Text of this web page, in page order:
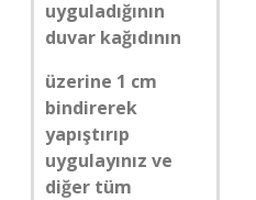
uyguladığının
duvar kağıdının
üzerine 1 cm
bindirerek
yapıştırıp
uygulayınız ve
diğer tüm